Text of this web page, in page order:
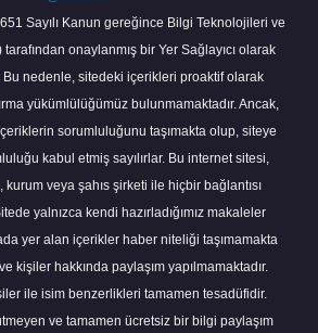
Sayılı Kanun gereğince Bilgi Teknolojileri ve
tarafından onaylanmış bir Yer Sağlayıcı olarak
Bu nedenle, sitedeki içerikleri proaktif olarak
yükümlülüğümüz bulunmamaktadır. Ancak,
sorumluluğunu taşımakta olup, siteye
kabul etmiş sayılırlar. Bu internet sitesi,
veya şahıs şirketi ile hiçbir bağlantısı
yalnızca kendi hazırladığımız makaleler
yer alan içerikler haber niteliği taşımamakta
kişiler hakkında paylaşım yapılmamaktadır.
ile isim benzerlikleri tamamen tesadüfidir.
ve tamamen ücretsiz bir bilgi paylaşım